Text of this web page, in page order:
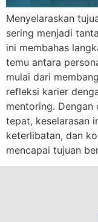
Menyelaraskan
sering menjadi
ini membahas
temu antara
mulai dari
refleksi karier
mentoring. Dengan
tepat, keselarasan
keterlibatan, dan
mencapai tujuan